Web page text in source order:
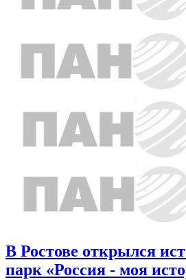
В Ростове открылся
парк «Россия - моя